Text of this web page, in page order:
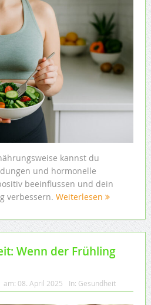
kannst du
und hormonelle
beeinflussen und dein
verbessern. Weiterlesen
Wenn der Frühling
am: 08. April 2025 In: Gesundheit